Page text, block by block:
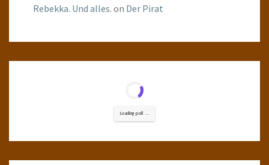
Rebekka. Und alles. on Der Pirat
Loading poll ...